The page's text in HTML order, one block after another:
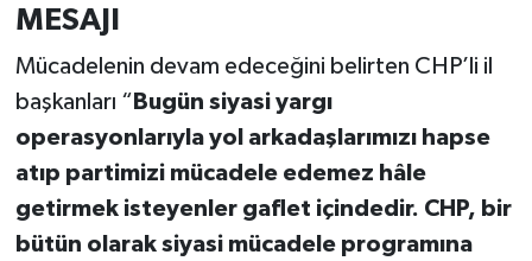
MESAJI
Mücadelenin devam edeceğini belirten CHP’li il
başkanları “ Bugün siyasi yargı
operasyonlarıyla yol arkadaşlarımızı hapse
atıp partimizi mücadele edemez hâle
getirmek isteyenler gaflet içindedir. CHP, bir
bütün olarak siyasi mücadele programına